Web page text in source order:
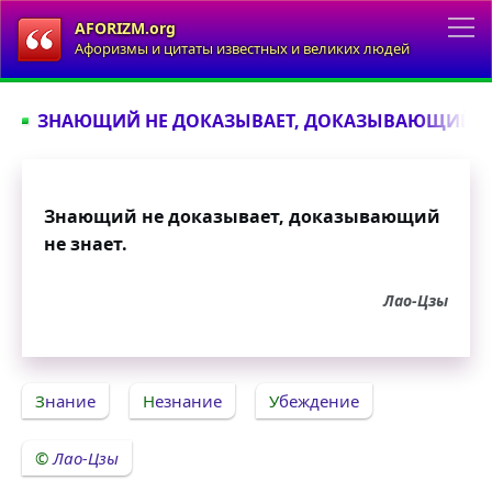
AFORIZM.org
Афоризмы и цитаты известных и великих людей
ЗНАЮЩИЙ НЕ ДОКАЗЫВАЕТ, ДОКАЗЫВАЮЩИЙ
Знающий не доказывает, доказывающий
не знает.
Лао-Цзы
Знание Незнание Убеждение
Лао-Цзы